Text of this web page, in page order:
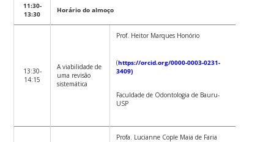
11:30-
13:30
Horário do almoço
13:30-
14:15
A viabilidade de
uma revisão
sistemática
Prof. Heitor Marques Honório
(https://orcid.org/0000-0003-0231-
3409)
Faculdade de Odontologia de Bauru-
USP
Profa. Lucianne Cople Maia de Faria